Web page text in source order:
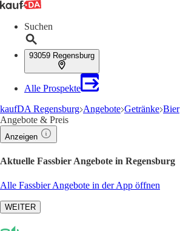
Suchen
93059 Regensburg
Alle Prospekte
kaufDA Regensburg Angebote Getränke Bier
Angebote & Preis
Anzeigen
Aktuelle Fassbier Angebote in Regensburg
Alle Fassbier Angebote in der App öffnen
WEITER